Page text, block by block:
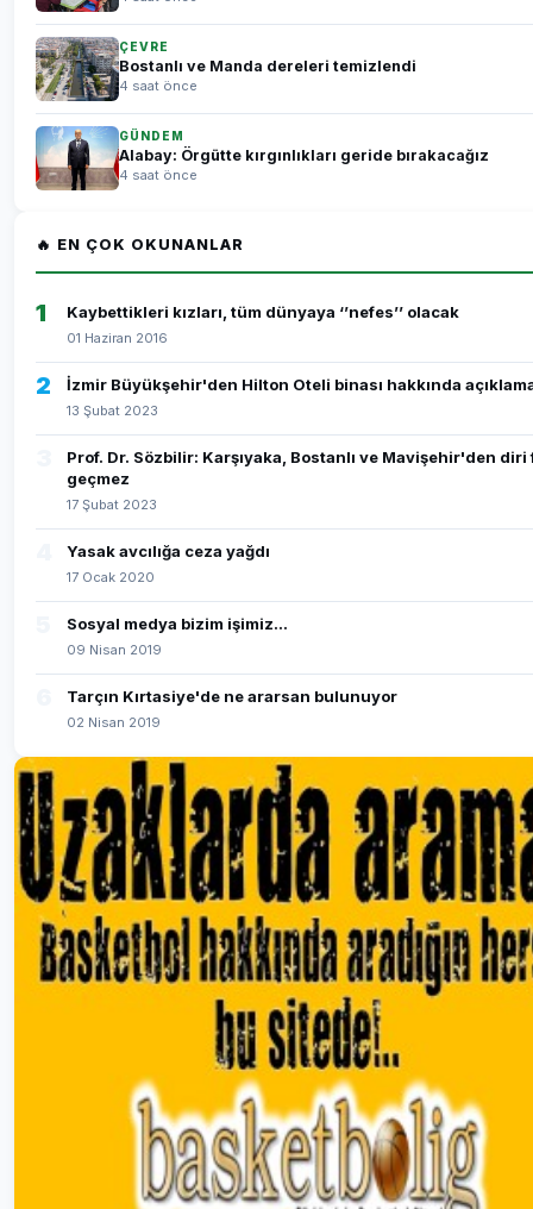
ÇEVRE
Bostanlı ve Manda dereleri temizlendi
4 saat önce
GÜNDEM
Alabay: Örgütte kırgınlıkları geride bırakacağız
4 saat önce
🔥 EN ÇOK OKUNANLAR
1 Kaybettikleri kızları, tüm dünyaya ‘’nefes’’ olacak
01 Haziran 2016
2 İzmir Büyükşehir'den Hilton Oteli binası hakkında
13 Şubat 2023
Prof. Dr. Sözbilir: Karşıyaka, Bostanlı ve Mavişehir'den diri
geçmez
17 Şubat 2023
Yasak avcılığa ceza yağdı
17 Ocak 2020
Sosyal medya bizim işimiz...
09 Nisan 2019
Tarçın Kırtasiye'de ne ararsan bulunuyor
02 Nisan 2019